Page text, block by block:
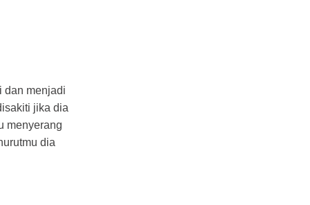
dan menjadi
jika dia
menyerang
dia